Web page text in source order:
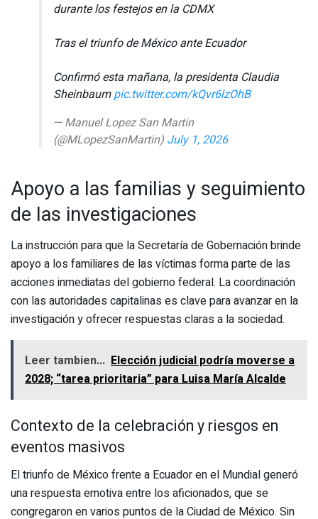
durante los festejos en la CDMX
Tras el triunfo de México ante Ecuador
Confirmó esta mañana, la presidenta Claudia
Sheinbaumpic.twitter.com/kQvr6lzOhB
— Manuel Lopez San Martin
(@MLopezSanMartin) July 1, 2026
Apoyo a las familias y seguimiento
de las investigaciones
La instrucción para que la Secretaría de Gobernación brinde
apoyo a los familiares de las víctimas forma parte de las
acciones inmediatas del gobierno federal. La coordinación
con las autoridades capitalinas es clave para avanzar en la
investigación y ofrecer respuestas claras a la sociedad.
Leer tambien... Elección judicial podría moverse a
2028; “tarea prioritaria” para Luisa María Alcalde
Contexto de la celebración y riesgos en
eventos masivos
El triunfo de México frente a Ecuador en el Mundial generó
una respuesta emotiva entre los aficionados, que se
congregaron en varios puntos de la Ciudad de México. Sin